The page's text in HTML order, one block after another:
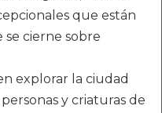
que están
cierne sobre
explorar la ciudad
y criaturas de